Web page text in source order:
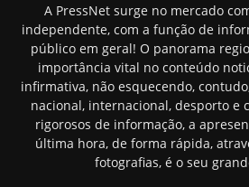
A PressNet surge no mercado
independente, com a função de
público em geral! O panorama
importância vital no conteúdo
infirmativa, não esquecendo,
nacional, internacional, desporto e
rigorosos de informação, a
última hora, de forma rápida,
fotografias, é o seu